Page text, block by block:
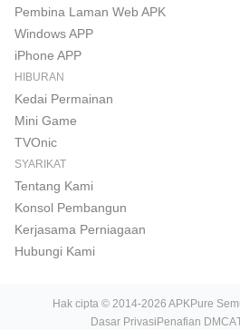
Pembina Laman Web APK
Windows APP
iPhone APP
HIBURAN
Kedai Permainan
Mini Game
TVOnic
SYARIKAT
Tentang Kami
Konsol Pembangun
Kerjasama Perniagaan
Hubungi Kami
Hak cipta © 2014-2026 APKPure
Dasar Privasi Penafian DMCA